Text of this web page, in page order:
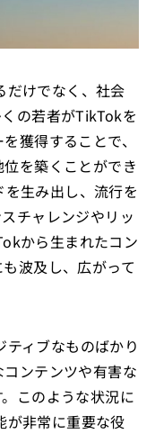
けでなく、社会
の若者がTikTokを
獲得することで、
を築くことができ
生み出し、流行を
チャレンジやリッ
から生まれたコン
波及し、広がって
ィブなものばかり
ンテンツや有害な
このような状況に
非常に重要な役